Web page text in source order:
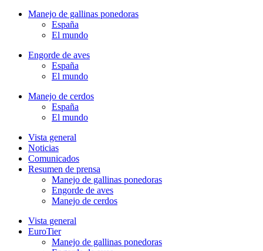
Manejo de gallinas ponedoras
España
El mundo
Engorde de aves
España
El mundo
Manejo de cerdos
España
El mundo
Vista general
Noticias
Comunicados
Resumen de prensa
Manejo de gallinas ponedoras
Engorde de aves
Manejo de cerdos
Vista general
EuroTier
Manejo de gallinas ponedoras